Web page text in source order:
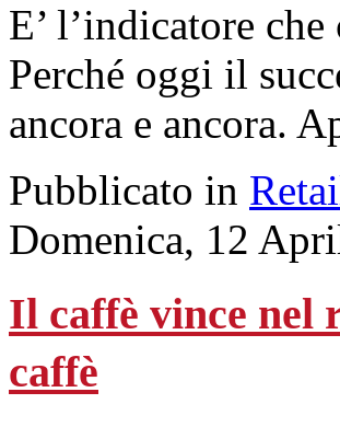
E’ l’indicatore
Perché oggi il
ancora e ancora.
Pubblicato in
Domenica, 12
Il caffè vince nel
caffè